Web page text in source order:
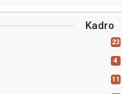
Kadro
23
4
11